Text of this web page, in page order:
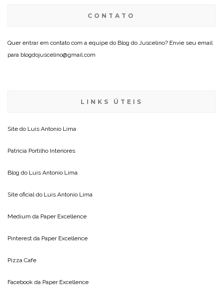
CONTATO
Quer entrar em contato com a equipe do Blog do Juscelino? Envie seu email
para blogdojuscelino@gmail.com
LINKS ÚTEIS
Site do Luis Antonio Lima
Patricia Portilho Interiores
Blog do Luis Antonio Lima
Site oficial do Luis Antonio Lima
Medium da Paper Excellence
Pinterest da Paper Excellence
Pizza Cafe
Facebook da Paper Excellence